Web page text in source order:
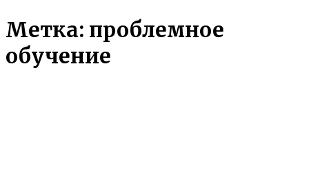
Метка: проблемное
обучение